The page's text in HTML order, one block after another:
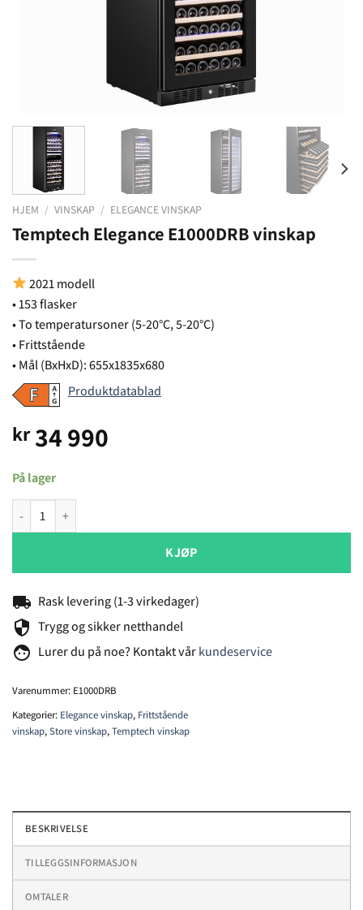
HJEM / VINSKAP / ELEGANCE VINSKAP
Temptech Elegance E1000DRB vinskap
2021 modell
• 153 flasker
• To temperatursoner (5-20°C, 5-20°C)
• Frittstående
• Mål (BxHxD): 655x1835x680
Produktdatablad
kr34 990
På lager
Temptech Elegance E1000DRB vinskap antall
KJØP
local_shipping Rask levering (1-3 virkedager)
security Trygg og sikker netthandel
face Lurer du på noe? Kontakt vårkundeservice
Varenummer: E1000DRB
Kategorier: Elegance vinskap, Frittstående
vinskap,Store vinskap,Temptech vinskap
BESKRIVELSE
TILLEGGSINFORMASJON
OMTALER